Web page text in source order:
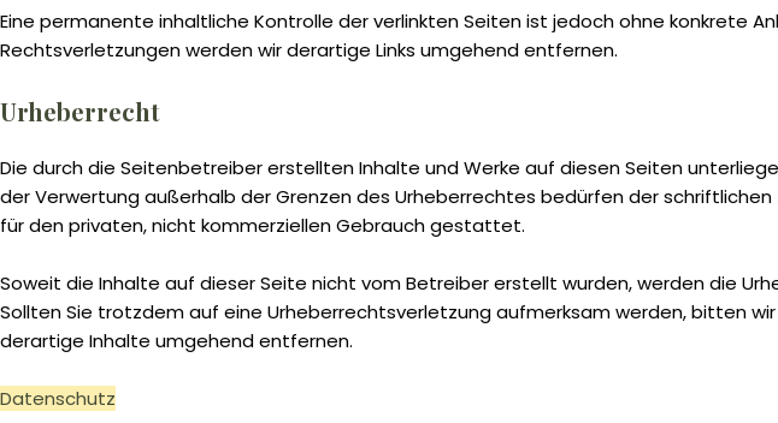
Eine permanente inhaltliche Kontrolle der verlinkten Seiten ist jedoch ohne konkrete
Rechtsverletzungen werden wir derartige Links umgehend entfernen.
Urheberrecht
Die durch die Seitenbetreiber erstellten Inhalte und Werke auf diesen Seiten
der Verwertung außerhalb der Grenzen des Urheberrechtes bedürfen der
für den privaten, nicht kommerziellen Gebrauch gestattet.
Soweit die Inhalte auf dieser Seite nicht vom Betreiber erstellt wurden, werden die
Sollten Sie trotzdem auf eine Urheberrechtsverletzung aufmerksam werden, bitten
derartige Inhalte umgehend entfernen.
Datenschutz